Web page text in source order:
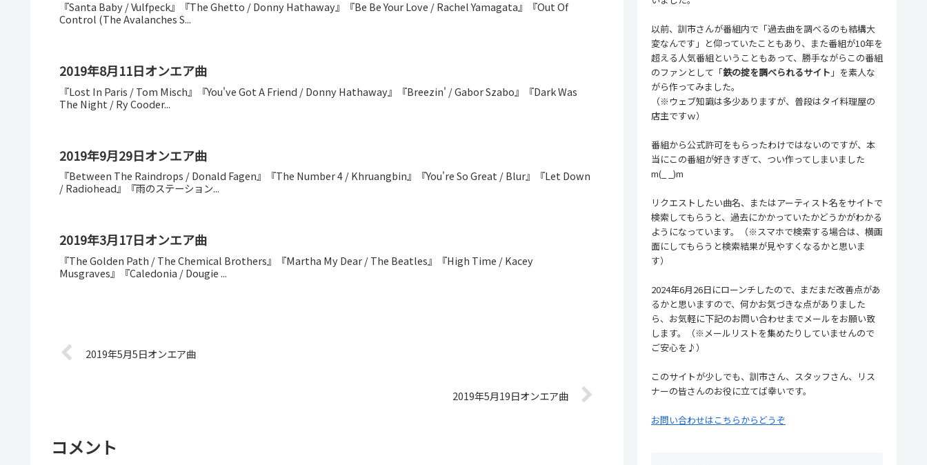
『Santa Baby / Vulfpeck』『The Ghetto / Donny Hathaway』『Be Be Your Love / Rachel Yamagata』『Out Of
Control (The Avalanches S...
2019年8月11日オンエア曲
『Lost In Paris / Tom Misch』『You've Got A Friend / Donny Hathaway』『Breezin' / Gabor Szabo』『Dark Was
The Night / Ry Cooder...
2019年9月29日オンエア曲
『Between The Raindrops / Donald Fagen』『The Number 4 / Khruangbin』『You're So Great / Blur』『Let Down
/ Radiohead』『雨のステーション...
2019年3月17日オンエア曲
『The Golden Path / The Chemical Brothers』『Martha My Dear / The Beatles』『High Time / Kacey
Musgraves』『Caledonia / Dougie ...
2019年5月5日オンエア曲
2019年5月19日オンエア曲
コメント
以前、訓市さんが番組内で「過去曲を調べるのも結構大
変なんです」と仰っていたこともあり、また番組が10年を
超える人気番組ということもあって、勝手ながらこの番組
のファンとして「鉄の掟を調べられるサイト 」を素人な
がら作ってみました。
（※ウェブ知識は多少ありますが、普段はタイ料理屋の
店主ですｗ）
番組から公式許可をもらったわけではないのですが、本
当にこの番組が好きすぎて、つい作ってしまいました
m(_ _)m
リクエストしたい曲名、またはアーティスト名をサイトで
検索してもらうと、過去にかかっていたかどうかがわかる
ようになっています。（※スマホで検索する場合は、横画
面にしてもらうと検索結果が見やすくなるかと思いま
す）
2024年6月26日にローンチしたので、まだまだ改善点があ
るかと思いますので、何かお気づきな点がありました
ら、お気軽に下記のお問い合わせまでメールをお願い致
します。（※メールリストを集めたりしていませんので
ご安心を♪）
このサイトが少しでも、訓市さん、スタッフさん、リス
ナーの皆さんのお役に立てば幸いです。
お問い合わせはこちらからどうぞ